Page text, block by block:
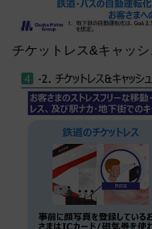
チケットレス&キャッ